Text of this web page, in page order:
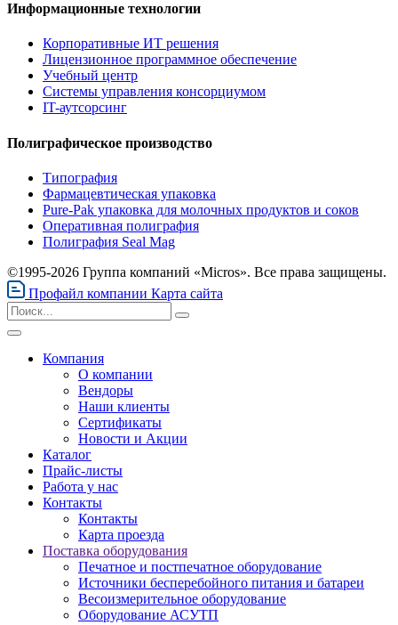
Информационные технологии
Корпоративные ИТ решения
Лицензионное программное обеспечение
Учебный центр
Системы управления консорциумом
IT-аутсорсинг
Полиграфическое производство
Типография
Фармацевтическая упаковка
Pure-Pak упаковка для молочных продуктов и соков
Оперативная полиграфия
Полиграфия Seal Mag
©1995-2026 Группа компаний «Micros». Все права защищены.
Профайл компании Карта сайта
Компания
О компании
Вендоры
Наши клиенты
Сертификаты
Новости и Акции
Каталог
Прайс-листы
Работа у нас
Контакты
Контакты
Карта проезда
Поставка оборудования
Печатное и постпечатное оборудование
Источники бесперебойного питания и батареи
Весоизмерительное оборудование
Оборудование АСУТП